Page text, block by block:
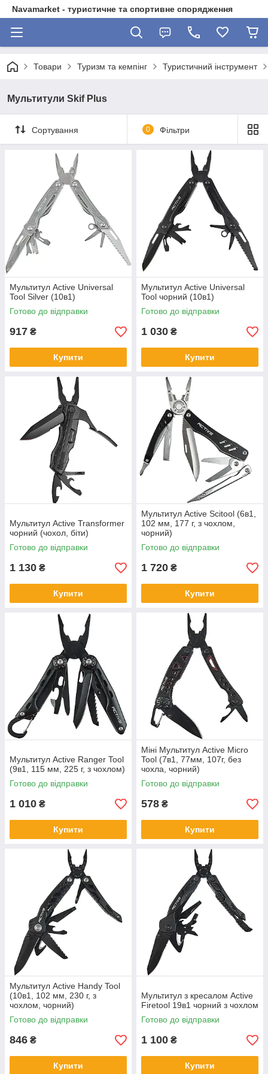
Navamarket - туристичне та спортивне спорядження
Товари Туризм та кемпінг Туристичний інструмент
Мультитули Skif Plus
Сортування 0 Фільтри
Мультитул Active Universal
Tool Silver (10в1)
Готово до відправки
917 ₴
Купити
Мультитул Active Universal
Tool чорний (10в1)
Готово до відправки
1 030 ₴
Купити
Мультитул Active Transformer
чорний (чохол, біти)
Готово до відправки
1 130 ₴
Купити
Мультитул Active Scitool (6в1,
102 мм, 177 г, з чохлом,
чорний)
Готово до відправки
1 720 ₴
Купити
Мультитул Active Ranger Tool
(9в1, 115 мм, 225 г, з чохлом)
Готово до відправки
1 010 ₴
Купити
Міні Мультитул Active Micro
Tool (7в1, 77мм, 107г, без
чохла, чорний)
Готово до відправки
578 ₴
Купити
Мультитул Active Handy Tool
(10в1, 102 мм, 230 г, з
чохлом, чорний)
Готово до відправки
846 ₴
Купити
Мультитул з кресалом Active
Firetool 19в1 чорний з чохлом
Готово до відправки
1 100 ₴
Купити